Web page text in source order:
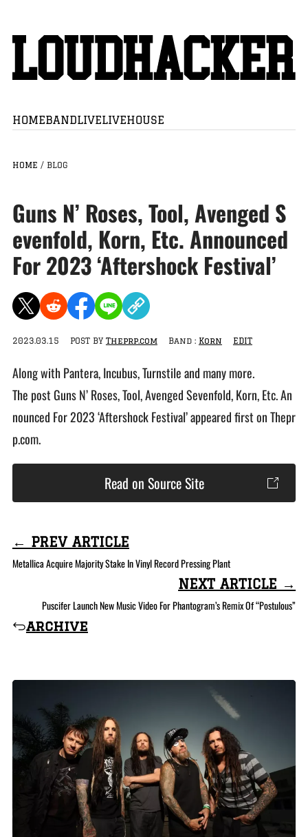
HOMEBANDLIVELIVEHOUSE
HOME / BLOG
Guns N’ Roses, Tool, Avenged S
evenfold, Korn, Etc. Announced
For 2023 ‘Aftershock Festival’
2023.03.15 POST BY Theprp.com Band : Korn EDIT
Along with Pantera, Incubus, Turnstile and many more.
The post Guns N’ Roses, Tool, Avenged Sevenfold, Korn, Etc. An
nounced For 2023 ‘Aftershock Festival’ appeared first on Thepr
p.com.
Read on Source Site
← PREV ARTICLE
Metallica Acquire Majority Stake In Vinyl Record Pressing Plant
archive
NEXT ARTICLE →
Puscifer Launch New Music Video For Phantogram’s Remix Of “Postulous”